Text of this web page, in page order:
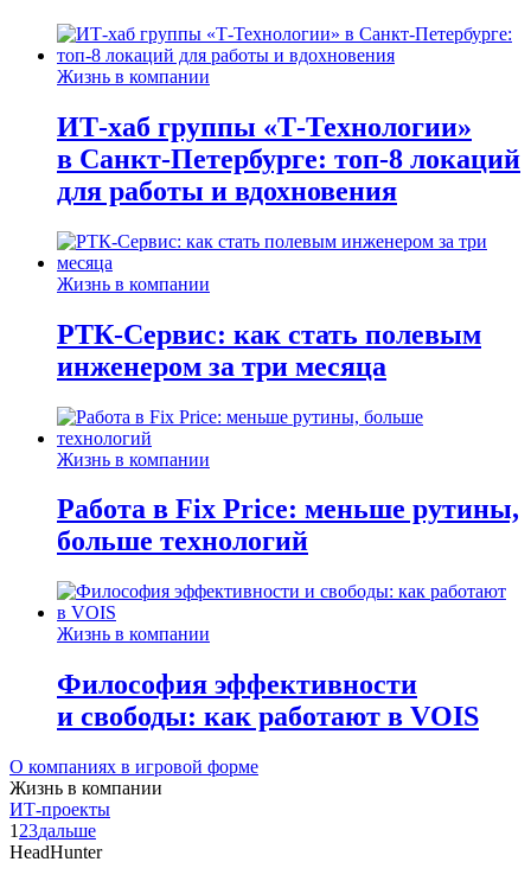
Жизнь в компании
ИТ-хаб группы «Т-Технологии»
в Санкт-Петербурге: топ-8 локаций
для работы и вдохновения
Жизнь в компании
РТК-Сервис: как стать полевым
инженером за три месяца
Жизнь в компании
Работа в Fix Price: меньше рутины,
больше технологий
Жизнь в компании
Философия эффективности
и свободы: как работают в VOIS
О компаниях в игровой форме
Жизнь в компании
ИТ-проекты
1 23дальше
HeadHunter